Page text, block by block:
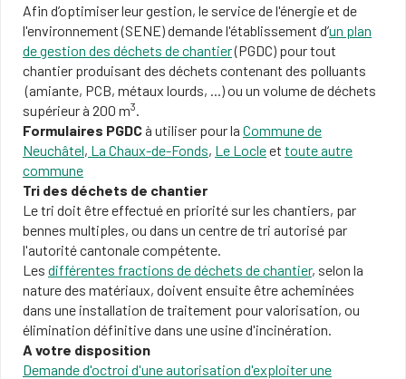
Afin d’optimiser leur gestion, le service de l'énergie et de
l'environnement (SENE) demande l'établissement d’un plan
de gestion des déchets de chantier(PGDC) pour tout
chantier produisant des déchets contenant des polluants
(amiante, PCB, métaux lourds, ...) ou un volume de déchets
supérieur à 200 m3.
Formulaires PGDC à utiliser pour la Commune de
Neuchâtel, La Chaux-de-Fonds, Le Locleet toute autre
commune
Tri des déchets de chantier
Le tri doit être effectué en priorité sur les chantiers, par
bennes multiples, ou dans un centre de tri autorisé par
l'autorité cantonale compétente.
Les différentes fractions de déchets de chantier, selon la
nature des matériaux, doivent ensuite être acheminées
dans une installation de traitement pour valorisation, ou
élimination définitive dans une usine d'incinération.
A votre disposition
Demande d'octroi d'une autorisation d'exploiter une